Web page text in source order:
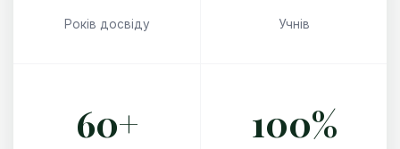
Років досвіду Учнів
60+ 100%